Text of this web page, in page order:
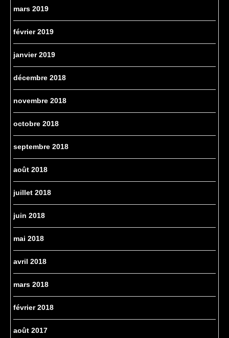
mars 2019
février 2019
janvier 2019
décembre 2018
novembre 2018
octobre 2018
septembre 2018
août 2018
juillet 2018
juin 2018
mai 2018
avril 2018
mars 2018
février 2018
août 2017